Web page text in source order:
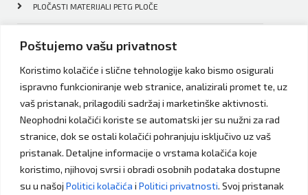
Poštujemo vašu privatnost
Koristimo kolačiće i slične tehnologije kako bismo osigurali
ispravno funkcioniranje web stranice, analizirali promet te, uz
vaš pristanak, prilagodili sadržaj i marketinške aktivnosti.
Neophodni kolačići koriste se automatski jer su nužni za rad
stranice, dok se ostali kolačići pohranjuju isključivo uz vaš
pristanak. Detaljne informacije o vrstama kolačića koje
koristimo, njihovoj svrsi i obradi osobnih podataka dostupne
su u našoj Politici kolačića i Politici privatnosti. Svoj pristanak
PLOČASTI MATERIJALI PETG PLOČE
PLOČASTI MATERIJALI DODATNI MATERIJALI
PROFILI I ALATI ZA REKLAME
MEDIJ ZA ŠTAMPE CERADE I PAPIRI
LED DIODE
FOLIJE